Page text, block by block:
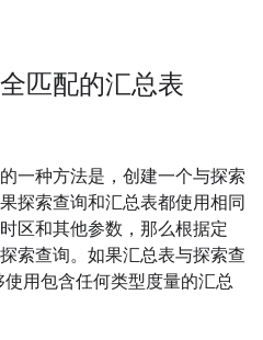
匹配的汇总表
一种方法是，创建一个与探索
探索查询和汇总表都使用相同
区和其他参数，那么根据定
索查询。如果汇总表与探索查
用包含任何类型度量的汇总